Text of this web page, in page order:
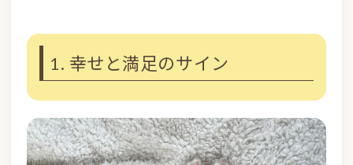
1. 幸せと満足のサイン